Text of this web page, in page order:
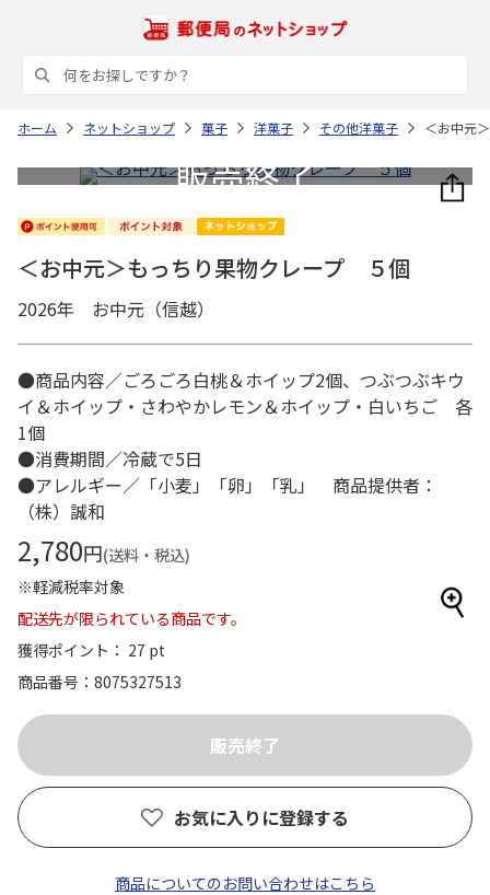
ホーム ネットショップ 菓子 洋菓子 その他洋菓子 ＜お中元
＜お中元＞もっちり果物クレープ ５個
2026年 お中元（信越）
●商品内容／ごろごろ白桃＆ホイップ2個、つぶつぶキウ
イ＆ホイップ・さわやかレモン＆ホイップ・白いちご 各
1個
●消費期間／冷蔵で5日
●アレルギー／「小麦」「卵」「乳」 商品提供者：
（株）誠和
2,780円(送料・税込)
※軽減税率対象
配送先が限られている商品です。
獲得ポイント： 27 pt
商品番号
8075327513
お気に入りに登録する
商品についてのお問い合わせはこちら